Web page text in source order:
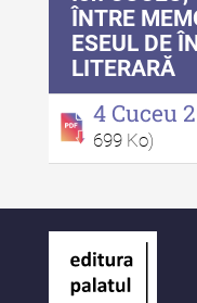
Informații
Despre
Contact
Indexul
ÎNTRE
ESEUL DE
LITERARĂ
4 Cuceu
699 Ko)